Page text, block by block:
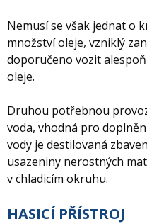
Nemusí se však jednat o
množství oleje, vzniklý
doporučeno vozit
oleje.
Druhou potřebnou
voda, vhodná pro
vody je destilovaná
usazeniny nerostných
v chladicím okruhu.
HASICÍ PŘÍSTROJ